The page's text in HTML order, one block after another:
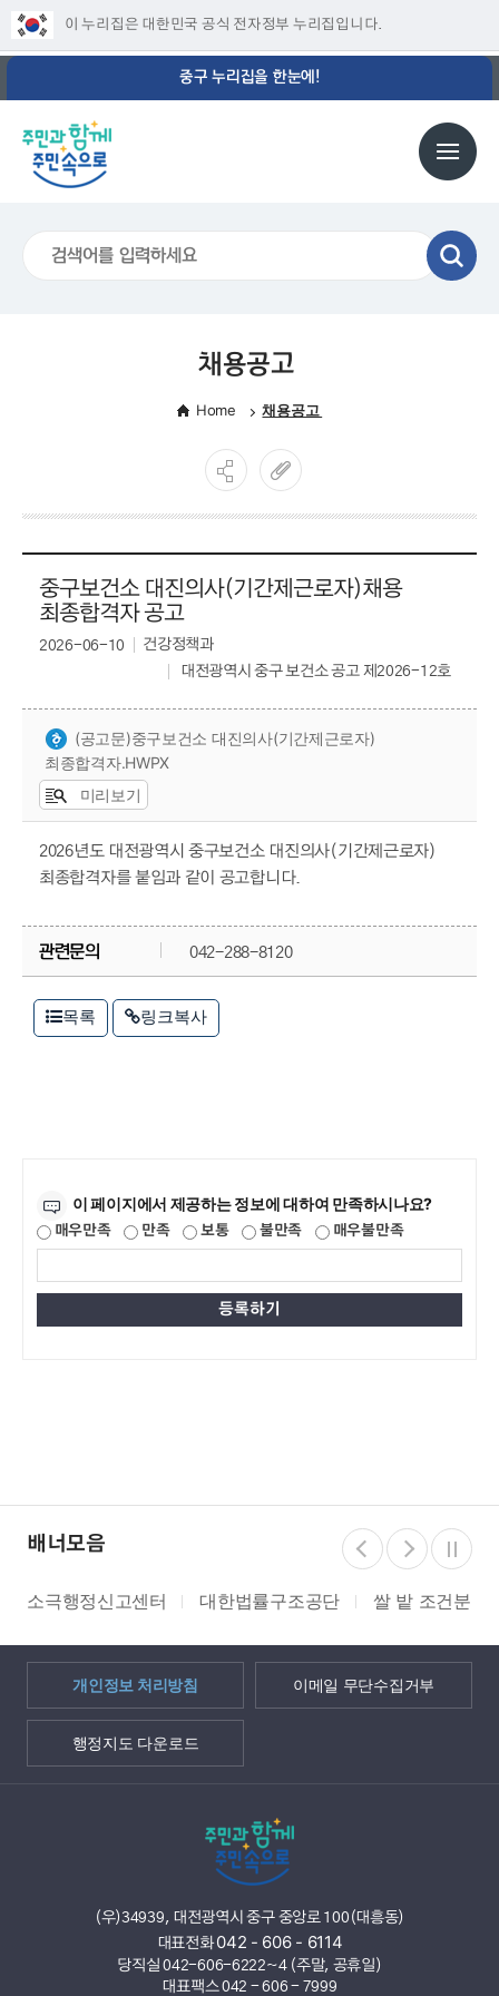
이 누리집은 대한민국 공식 전자정부 누리집입니다.
중구 누리집을 한눈에!
채용공고
Home 채용공고
중구보건소 대진의사(기간제근로자)채용
최종합격자 공고
건강정책과
2026-06-10
대전광역시 중구 보건소 공고 제2026-12호
(공고문)중구보건소 대진의사(기간제근로자)
최종합격자.HWPX
미리보기
2026년도 대전광역시 중구보건소 대진의사(기간제근로자)
최종합격자를 붙임과 같이 공고합니다.
관련문의 042-288-8120
목록 링크복사
이 페이지에서 제공하는 정보에 대하여 만족하시나요?
매우만족 만족 보통 불만족 매우불만족
배너모음
소극행정신고센터 대한법률구조공단 쌀 밭 조건분리
개인정보 처리방침 이메일 무단수집거부
행정지도 다운로드
(우)34939, 대전광역시 중구 중앙로 100(대흥동)
대표전화042 - 606 - 6114
당직실 042-606-6222~4 (주말, 공휴일)
대표팩스 042 - 606 - 7999